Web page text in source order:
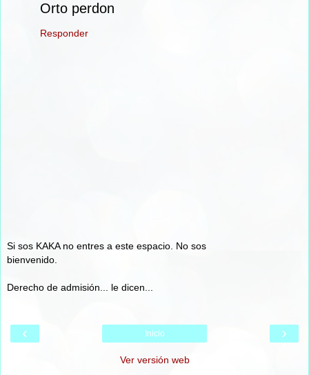
Orto perdon
Responder
Si sos KAKA no entres a este espacio. No sos
bienvenido.
Derecho de admisión... le dicen...
‹ ›
Inicio
Ver versión web